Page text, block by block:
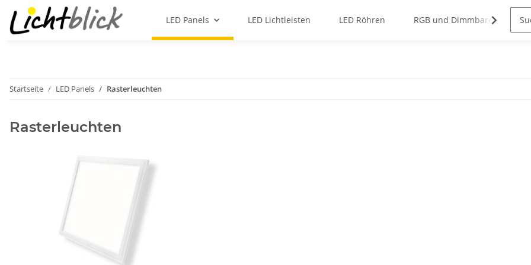
LED Panels LED Lichtleisten LED Röhren RGB und Dimmbare Panels
Startseite LED Panels Rasterleuchten
Rasterleuchten